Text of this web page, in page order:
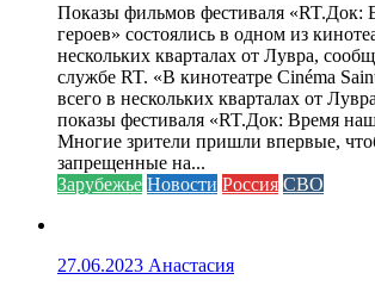
Показы фильмов фестиваля «RT.Док:
героев» состоялись в одном из
нескольких кварталах от Лувра,
службе RT. «В кинотеатре Cinéma
всего в нескольких кварталах от
показы фестиваля «RT.Док: Время
Многие зрители пришли впервые,
запрещенные на...
Зарубежье Новости Россия СВО
27.06.2023 Анастасия